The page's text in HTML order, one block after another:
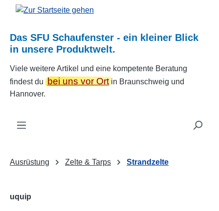
Zum Hauptinhalt springen
Das SFU Schaufenster - ein kleiner Blick
in unsere Produktwelt.
Viele weitere Artikel und eine kompetente Beratung
findest dubei uns vor Ortin Braunschweig und
Hannover.
Ausrüstung Zelte & Tarps Strandzelte
uquip